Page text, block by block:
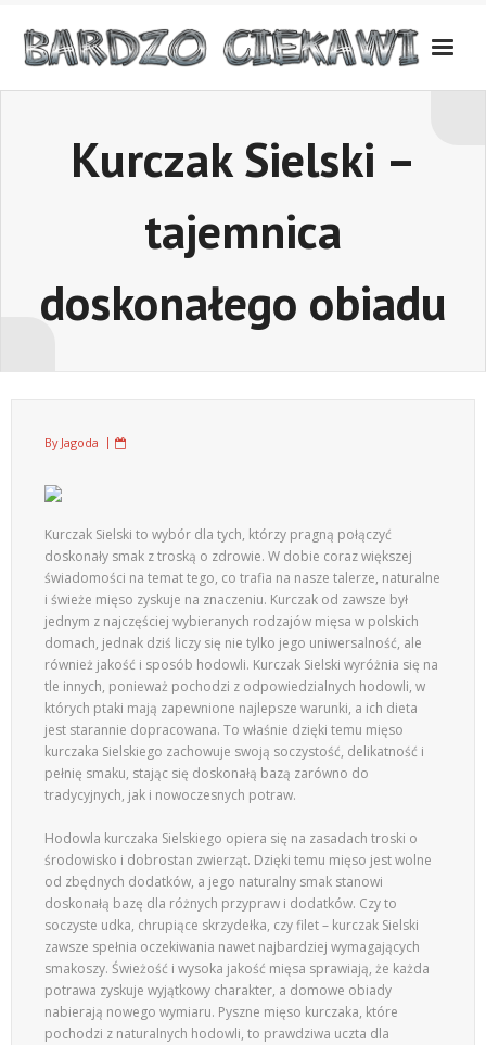
content
Kurczak Sielski –
tajemnica
doskonałego obiadu
By Jagoda
Kurczak Sielski to wybór dla tych, którzy pragną połączyć
doskonały smak z troską o zdrowie. W dobie coraz większej
świadomości na temat tego, co trafia na nasze talerze, naturalne
i świeże mięso zyskuje na znaczeniu. Kurczak od zawsze był
jednym z najczęściej wybieranych rodzajów mięsa w polskich
domach, jednak dziś liczy się nie tylko jego uniwersalność, ale
również jakość i sposób hodowli. Kurczak Sielski wyróżnia się na
tle innych, ponieważ pochodzi z odpowiedzialnych hodowli, w
których ptaki mają zapewnione najlepsze warunki, a ich dieta
jest starannie dopracowana. To właśnie dzięki temu mięso
kurczaka Sielskiego zachowuje swoją soczystość, delikatność i
pełnię smaku, stając się doskonałą bazą zarówno do
tradycyjnych, jak i nowoczesnych potraw.
Hodowla kurczaka Sielskiego opiera się na zasadach troski o
środowisko i dobrostan zwierząt. Dzięki temu mięso jest wolne
od zbędnych dodatków, a jego naturalny smak stanowi
doskonałą bazę dla różnych przypraw i dodatków. Czy to
soczyste udka, chrupiące skrzydełka, czy filet – kurczak Sielski
zawsze spełnia oczekiwania nawet najbardziej wymagających
smakoszy. Świeżość i wysoka jakość mięsa sprawiają, że każda
potrawa zyskuje wyjątkowy charakter, a domowe obiady
nabierają nowego wymiaru. Pyszne mięso kurczaka, które
pochodzi z naturalnych hodowli, to prawdziwa uczta dla